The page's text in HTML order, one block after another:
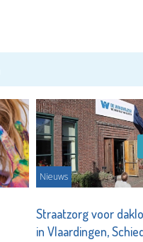
Nieuws
Straatzorg voor
in Vlaardingen,